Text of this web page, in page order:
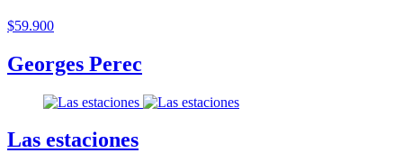
$59.900
Georges Perec
Las estaciones